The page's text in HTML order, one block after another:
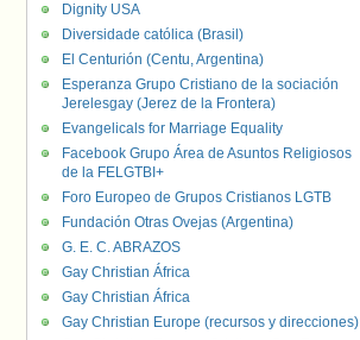
Dignity USA
Diversidade católica (Brasil)
El Centurión (Centu, Argentina)
Esperanza Grupo Cristiano de la sociación
Jerelesgay (Jerez de la Frontera)
Evangelicals for Marriage Equality
Facebook Grupo Área de Asuntos Religiosos
de la FELGTBI+
Foro Europeo de Grupos Cristianos LGTB
Fundación Otras Ovejas (Argentina)
G. E. C. ABRAZOS
Gay Christian África
Gay Christian África
Gay Christian Europe (recursos y direcciones)